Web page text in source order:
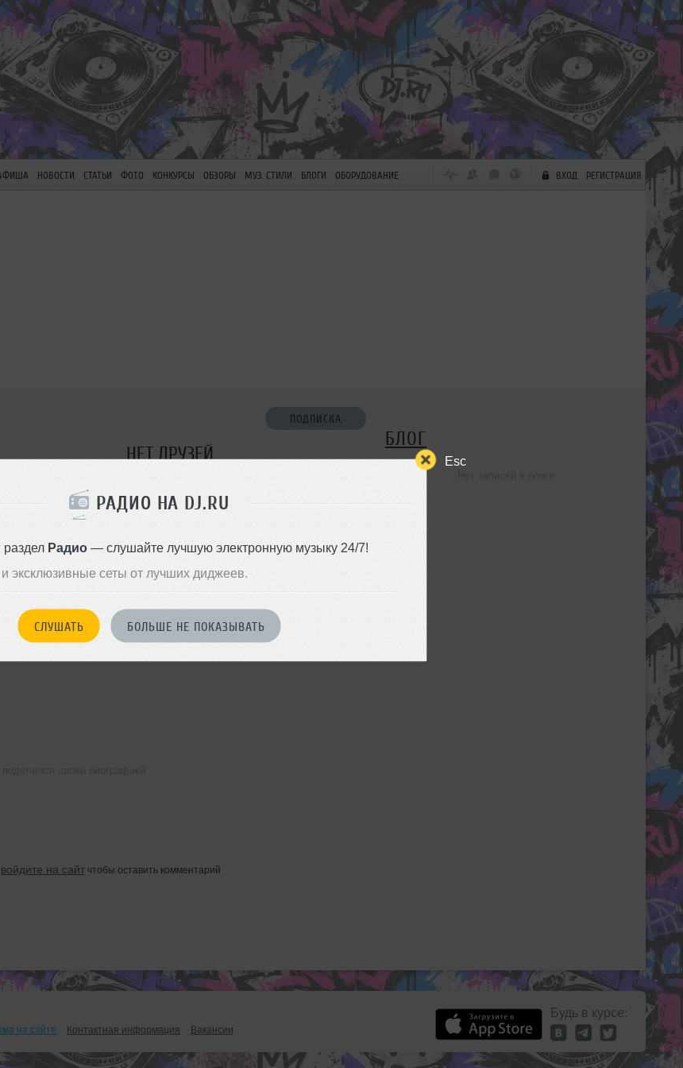
Esc
РАДИО НА DJ.RU
раздел Радио— слушайте лучшую электронную музыку 24/7!
эксклюзивные сеты от лучших диджеев.
СЛУШАТЬ БОЛЬШЕ НЕ ПОКАЗЫВАТЬ
НОВОСТИ СТАТЬИ ФОТО КОНКУРСЫ ОБЗОРЫ МУЗ. СТИЛИ БЛОГИ ОБОРУДОВАНИЕ ВХОД РЕГИСТРАЦИЯ
ПОДПИСКА
НЕТ ДРУЗЕЙ
войдите на сайтчтобы оставить комментарий
БЛОГ
на сайте Контактная информация Вакансии
Будь в курсе: